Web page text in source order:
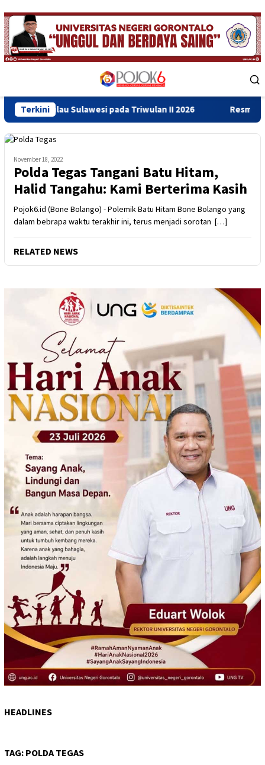
Skip
to
content
Menu
Terkini
Sulawesi pada Triwulan II 2026 Resmikan Gedung
November 18, 2022
Polda Tegas Tangani Batu Hitam,
Halid Tangahu: Kami Berterima Kasih
Pojok6.id (Bone Bolango) - Polemik Batu Hitam Bone Bolango yang
dalam bebrapa waktu terakhir ini, terus menjadi sorotan […]
RELATED NEWS
HEADLINES
TAG: POLDA TEGAS